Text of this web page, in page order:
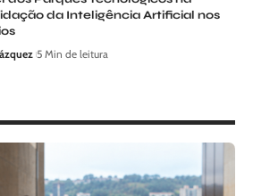
da Inteligência Artificial nos
5 Min de leitura